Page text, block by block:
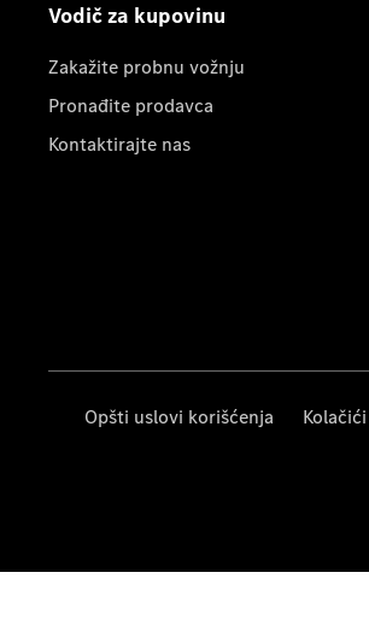
Vodič za kupovinu
Zakažite probnu vožnju
Pronađite prodavca
Kontaktirajte nas
Opšti uslovi korišćenja Kolačići